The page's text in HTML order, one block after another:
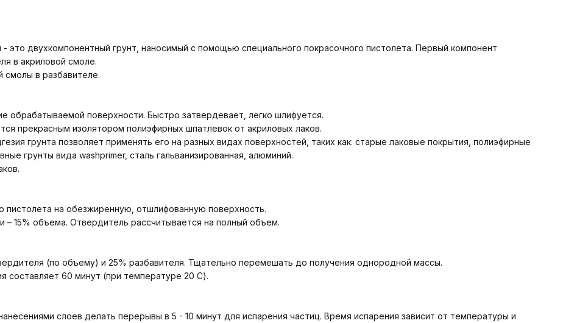
это двухкомпонентный грунт, наносимый с помощью специального покрасочного пистолета. Первый компонент
в акриловой смоле.
смолы в разбавителе.
обрабатываемой поверхности. Быстро затвердевает, легко шлифуется.
прекрасным изолятором полиэфирных шпатлевок от акриловых лаков.
грунта позволяет применять его на разных видах поверхностей, таких как: старые лаковые покрытия, полиэфирные
грунты вида washprimer, сталь гальванизированная, алюминий.
пистолета на обезжиренную, отшлифованную поверхность.
– 15% объема. Отвердитель рассчитывается на полный объем.
(по объему) и 25% разбавителя. Тщательно перемешать до получения однородной массы.
составляет 60 минут (при температуре 20 С).
слоев делать перерывы в 5 - 10 минут для испарения частиц. Время испарения зависит от температуры и